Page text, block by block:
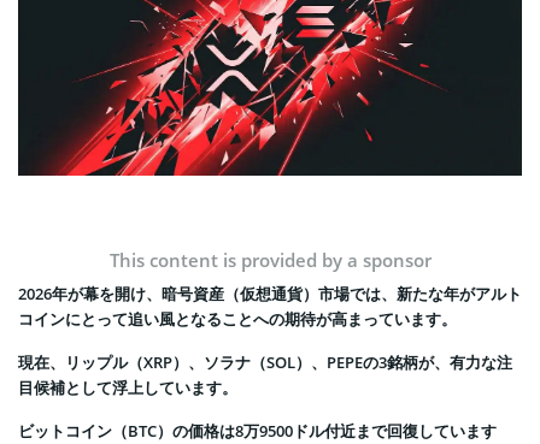
This content is provided by a sponsor
2026年が幕を開け、暗号資産（仮想通貨）市場では、新たな年がアルト
コインにとって追い風となることへの期待が高まっています。
現在、リップル（XRP）、ソラナ（SOL）、PEPEの3銘柄が、有力な注
目候補として浮上しています。
ビットコイン（BTC）の価格は8万9500ドル付近まで回復しています